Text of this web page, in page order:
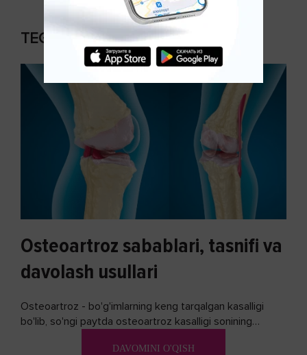
TEGISHLI MAQOLALAR
Osteoartroz sabablari, tasnifi va
davolash usullari
Osteoartroz - bo'g'imlarning keng tarqalgan kasalligi
bo'lib, so'ngi paytda osteoartroz kasalligi sonining
DAVOMINI O'QISH